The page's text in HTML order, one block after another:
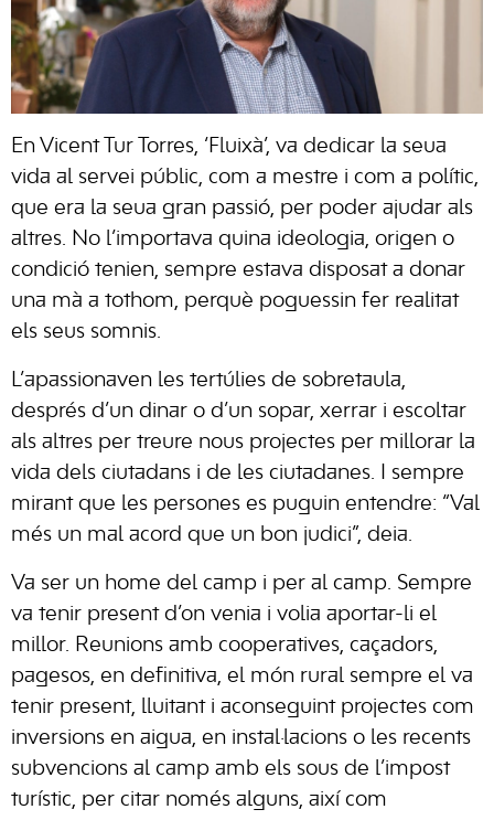
En Vicent Tur Torres, ‘Fluixà’, va dedicar la seua
vida al servei públic, com a mestre i com a polític,
que era la seua gran passió, per poder ajudar als
altres. No l’importava quina ideologia, origen o
condició tenien, sempre estava disposat a donar
una mà a tothom, perquè poguessin fer realitat
els seus somnis.
L’apassionaven les tertúlies de sobretaula,
després d’un dinar o d’un sopar, xerrar i escoltar
als altres per treure nous projectes per millorar la
vida dels ciutadans i de les ciutadanes. I sempre
mirant que les persones es puguin entendre: “Val
més un mal acord que un bon judici”, deia.
Va ser un home del camp i per al camp. Sempre
va tenir present d’on venia i volia aportar-li el
millor. Reunions amb cooperatives, caçadors,
pagesos, en definitiva, el món rural sempre el va
tenir present, lluitant i aconseguint projectes com
inversions en aigua, en instal·lacions o les recents
subvencions al camp amb els sous de l’impost
turístic, per citar només alguns, així com